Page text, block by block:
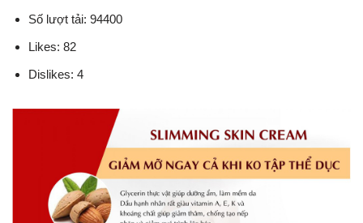
Số lượt tải: 94400
Likes: 82
Dislikes: 4